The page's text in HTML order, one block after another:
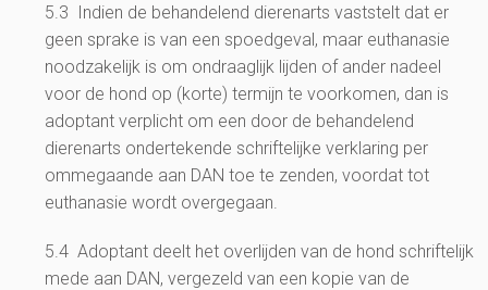
5.3 Indien de behandelend dierenarts vaststelt dat er
geen sprake is van een spoedgeval, maar euthanasie
noodzakelijk is om ondraaglijk lijden of ander nadeel
voor de hond op (korte) termijn te voorkomen, dan is
adoptant verplicht om een door de behandelend
dierenarts ondertekende schriftelijke verklaring per
ommegaande aan DAN toe te zenden, voordat tot
euthanasie wordt overgegaan.
5.4 Adoptant deelt het overlijden van de hond schriftelijk
mede aan DAN, vergezeld van een kopie van de